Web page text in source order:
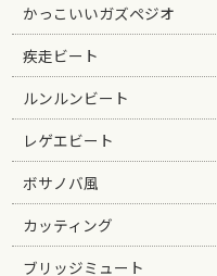
かっこいいガズペジオ
疾走ビート
ルンルンビート
レゲエビート
ボサノバ風
カッティング
ブリッジミュート